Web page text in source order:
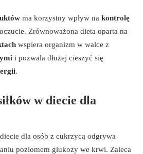
ma korzystny wpływ na kontrolę
Zrównoważona dieta oparta na
wspiera organizm w walce z
i pozwala dłużej cieszyć się
.
w diecie dla
dla osób z cukrzycą odgrywa
poziomem glukozy we krwi. Zaleca